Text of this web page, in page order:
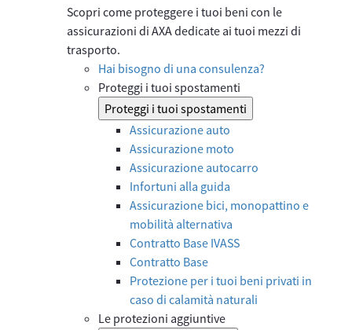
Scopri come proteggere i tuoi beni con le
assicurazioni di AXA dedicate ai tuoi mezzi di
trasporto.
Hai bisogno di una consulenza?
Proteggi i tuoi spostamenti
Proteggi i tuoi spostamenti
Assicurazione auto
Assicurazione moto
Assicurazione autocarro
Infortuni alla guida
Assicurazione bici, monopattino e
mobilità alternativa
Contratto Base IVASS
Contratto Base
Protezione per i tuoi beni privati in
caso di calamità naturali
Le protezioni aggiuntive